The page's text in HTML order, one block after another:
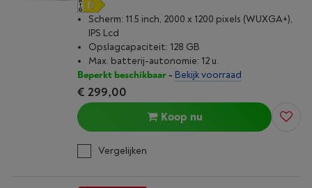
Scherm: 11.5 inch, 2000 x 1200 pixels (WUXGA+),
IPS Lcd
Opslagcapaciteit: 128 GB
Max. batterij-autonomie: 12 u.
Beperkt beschikbaar- Bekijk voorraad
€ 299,00
Koop nu
Vergelijken